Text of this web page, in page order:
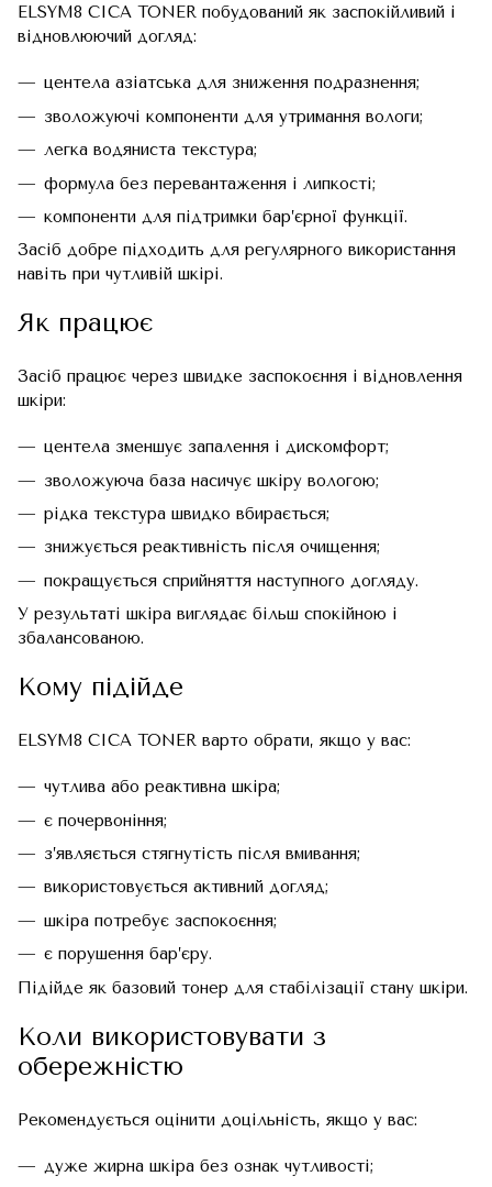
ELSYM8 CICA TONER побудований як заспокійливий і
відновлюючий догляд:
центела азіатська для зниження подразнення;
зволожуючі компоненти для утримання вологи;
легка водяниста текстура;
формула без перевантаження і липкості;
компоненти для підтримки бар’єрної функції.
Засіб добре підходить для регулярного використання
навіть при чутливій шкірі.
Як працює
Засіб працює через швидке заспокоєння і відновлення
шкіри:
центела зменшує запалення і дискомфорт;
зволожуюча база насичує шкіру вологою;
рідка текстура швидко вбирається;
знижується реактивність після очищення;
покращується сприйняття наступного догляду.
У результаті шкіра виглядає більш спокійною і
збалансованою.
Кому підійде
ELSYM8 CICA TONER варто обрати, якщо у вас:
чутлива або реактивна шкіра;
є почервоніння;
з’являється стягнутість після вмивання;
використовується активний догляд;
шкіра потребує заспокоєння;
є порушення бар’єру.
Підійде як базовий тонер для стабілізації стану шкіри.
Коли використовувати з
обережністю
Рекомендується оцінити доцільність, якщо у вас:
дуже жирна шкіра без ознак чутливості;